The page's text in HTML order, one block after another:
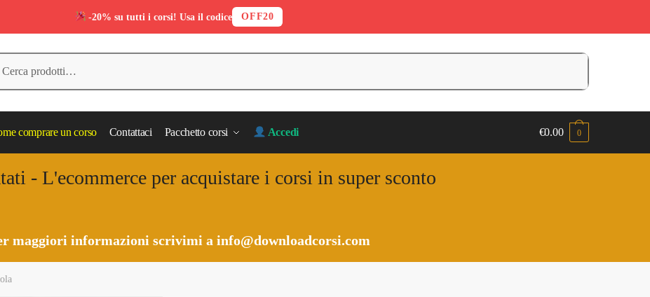
comprare un corso Contattaci Pacchetto corsi Accedi €0.00 0
- L'ecommerce per acquistare i corsi in super sconto
maggiori informazioni scrivimi a info@downloadcorsi.com
-20% su tutti i corsi! Usa il codice OFF20